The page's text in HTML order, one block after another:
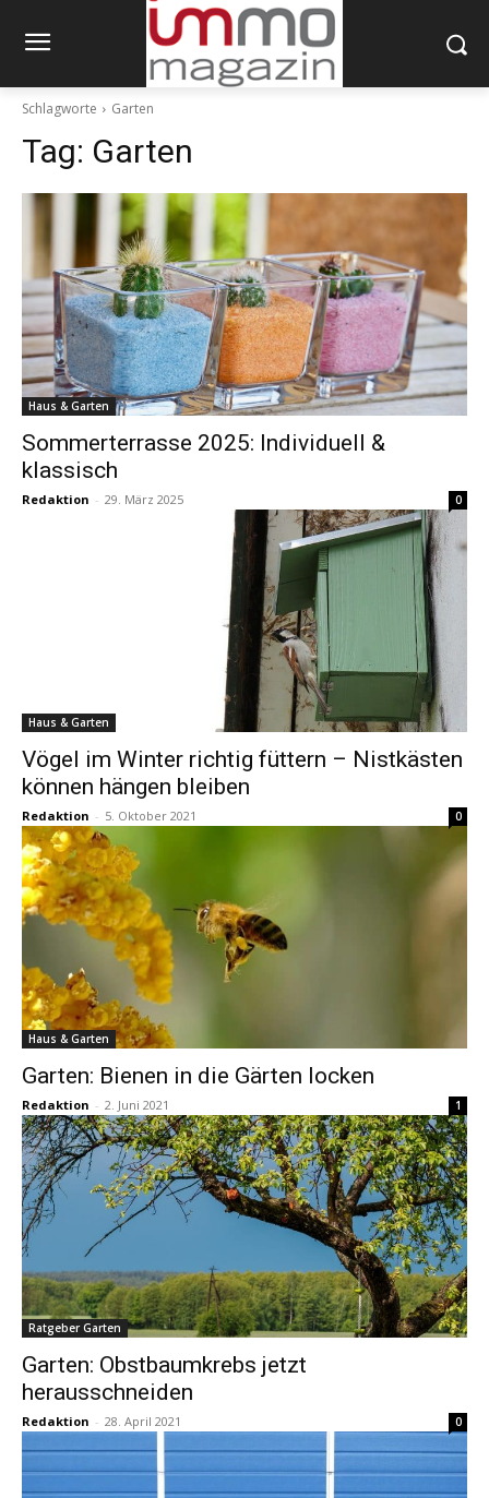
Schlagworte Garten
Tag: Garten
Haus & Garten
Sommerterrasse 2025: Individuell &
klassisch
Redaktion - 29. März 2025 0
Haus & Garten
Vögel im Winter richtig füttern – Nistkästen
können hängen bleiben
Redaktion - 5. Oktober 2021 0
Haus & Garten
Garten: Bienen in die Gärten locken
Redaktion - 2. Juni 2021 1
Ratgeber Garten
Garten: Obstbaumkrebs jetzt
herausschneiden
Redaktion - 28. April 2021 0